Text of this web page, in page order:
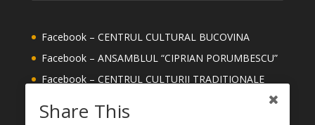
Facebook – CENTRUL CULTURAL BUCOVINA
Facebook – ANSAMBLUL “CIPRIAN PORUMBESCU”
Facebook – CENTRUL CULTURII TRADITIONALE
SUCEAVA
Share This